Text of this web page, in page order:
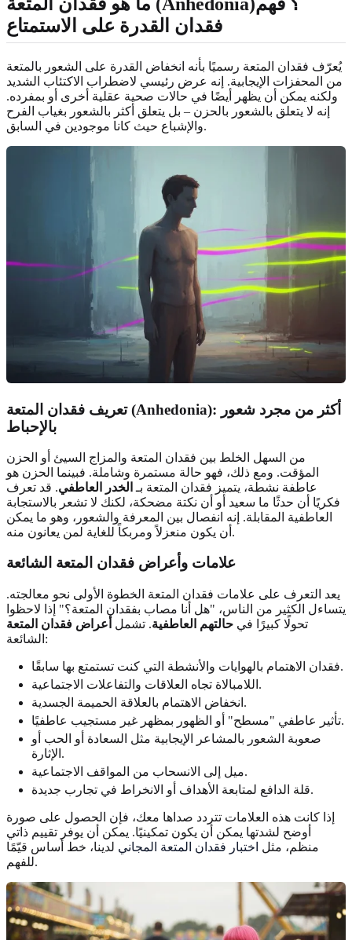
فقدان القدرة على الاستمتاع
يُعرّف فقدان المتعة رسميًا بأنه انخفاض القدرة على الشعور بالمتعة
من المحفزات الإيجابية. إنه عرض رئيسي لاضطراب الاكتئاب الشديد
ولكنه يمكن أن يظهر أيضًا في حالات صحية عقلية أخرى أو بمفرده.
إنه لا يتعلق بالشعور بالحزن – بل يتعلق أكثر بالشعور بغياب الفرح
والإشباع حيث كانا موجودين في السابق.
تعريف فقدان المتعة (Anhedonia): أكثر من مجرد شعور
بالإحباط
من السهل الخلط بين فقدان المتعة والمزاج السيئ أو الحزن
المؤقت. ومع ذلك، فهو حالة مستمرة وشاملة. فبينما الحزن هو
عاطفة نشطة، يتميز فقدان المتعة بـ الخدر العاطفي. قد تعرف
فكريًا أن حدثًا ما سعيد أو أن نكتة مضحكة، لكنك لا تشعر بالاستجابة
العاطفية المقابلة. إنه انفصال بين المعرفة والشعور، وهو ما يمكن
أن يكون منعزلاً ومربكاً للغاية لمن يعانون منه.
علامات وأعراض فقدان المتعة الشائعة
يعد التعرف على علامات فقدان المتعة الخطوة الأولى نحو معالجته.
يتساءل الكثير من الناس، "هل أنا مصاب بفقدان المتعة؟" إذا لاحظوا
تحولًا كبيرًا في حالتهم العاطفية. تشمل أعراض فقدان المتعة
الشائعة:
فقدان الاهتمام بالهوايات والأنشطة التي كنت تستمتع بها سابقًا.
اللامبالاة تجاه العلاقات والتفاعلات الاجتماعية.
انخفاض الاهتمام بالعلاقة الحميمة الجسدية.
تأثير عاطفي "مسطح" أو الظهور بمظهر غير مستجيب عاطفيًا.
صعوبة الشعور بالمشاعر الإيجابية مثل السعادة أو الحب أو
الإثارة.
ميل إلى الانسحاب من المواقف الاجتماعية.
قلة الدافع لمتابعة الأهداف أو الانخراط في تجارب جديدة.
إذا كانت هذه العلامات تتردد صداها معك، فإن الحصول على صورة
أوضح لشدتها يمكن أن يكون تمكينيًا. يمكن أن يوفر تقييم ذاتي
منظم، مثل اختبار فقدان المتعة المجاني لدينا، خط أساس قيّمًا
للفهم.